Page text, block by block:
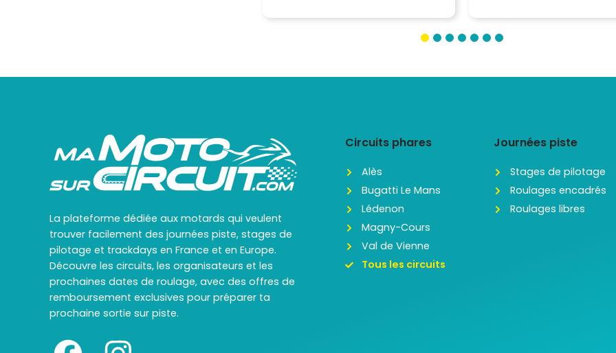
La plateforme dédiée aux motards qui veulent
trouver facilement des journées piste, stages de
pilotage et trackdays en France et en Europe.
Découvre les circuits, les organisateurs et les
prochaines dates de roulage, avec des offres de
remboursement exclusives pour préparer ta
prochaine sortie sur piste.
Circuits phares
Alès
Bugatti Le Mans
Lédenon
Magny-Cours
Val de Vienne
Tous les circuits
Journées piste
Stages de pilotage
Roulages encadrés
Roulages libres